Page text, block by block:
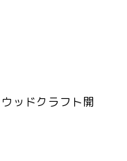
ッドクラフト開